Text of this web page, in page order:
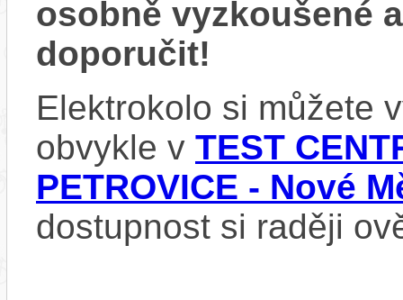
osobně vyzkoušené
doporučit!
Elektrokolo si můžete
obvykle v TEST
PETROVICE - Nové
dostupnost si raději